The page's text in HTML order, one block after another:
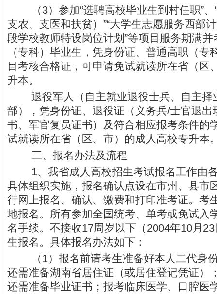
（3）参加“选聘高校毕业生到村任职”、
支农、支医和扶贫）”“大学生志愿服务西部
段学校教师特设岗位计划”等项目服务期满
（专科）毕业生，凭身份证、普通高职（专
目考核合格证，可申请免试就读所在省（区
升本。
退役军人（自主就业退役士兵、自主择
部），凭身份证、退役证（义务兵/士官退出
书、军官复员证书）及符合相应报考条件的
试就读所在省（区、市）的成人高校专升本
三、报名办法及流程
1、我省成人高校招生考试报名工作由
具体组织实施，报名确认点设在市州、县市
行网上报名、确认、缴费和打印准考证。考
地报名。所有参加全国统考、单考或免试入
名手续。不接收17周岁以下（2004年10月
生报名。具体报名办法如下：
（1）报名前请考生准备好本人二代身
还需准备湖南省居住证（或居住登记凭证）
还需准备毕业证书；报考临床医学、口腔医